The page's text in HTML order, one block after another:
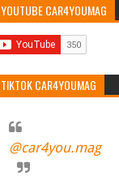
YOUTUBE CAR4YOUMAG
TIKTOK CAR4YOUMAG
@car4you.mag